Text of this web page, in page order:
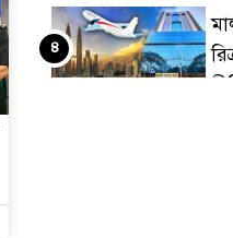
৪